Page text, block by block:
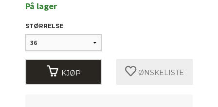
På lager
STØRRELSE
KJØP ØNSKELISTE